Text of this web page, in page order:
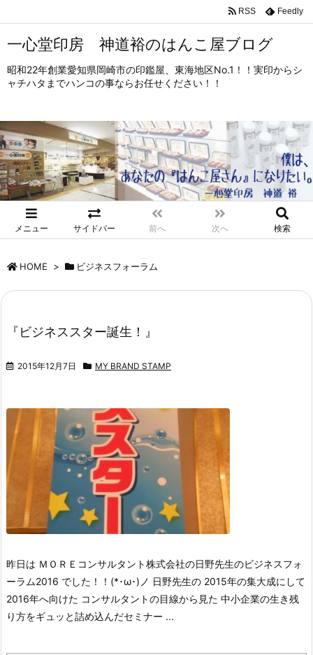
一心堂印房 神道裕のはんこ屋ブログ
昭和22年創業愛知県岡崎市の印鑑屋、東海地区No.1！！実印からシ
ャチハタまでハンコの事ならお任せください！！
メニュー サイドバー 前へ 次へ 検索
RSS Feedly
HOME > ビジネスフォーラム
『ビジネススター誕生！』
2015年12月7日 MY BRAND STAMP
昨日は ＭＯＲＥコンサルタント株式会社の日野先生のビジネスフォ
ーラム2016 でした！！(*･ω･)ノ 日野先生の 2015年の集大成にして
2016年へ向けた コンサルタントの目線から見た 中小企業の生き残
り方をギュッと詰め込んだセミナー ...